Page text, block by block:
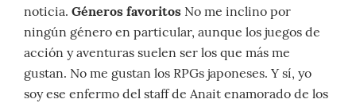
noticia. Géneros favoritos No me inclino por
ningún género en particular, aunque los juegos de
acción y aventuras suelen ser los que más me
gustan. No me gustan los RPGs japoneses. Y sí, yo
soy ese enfermo del staff de Anait enamorado de los